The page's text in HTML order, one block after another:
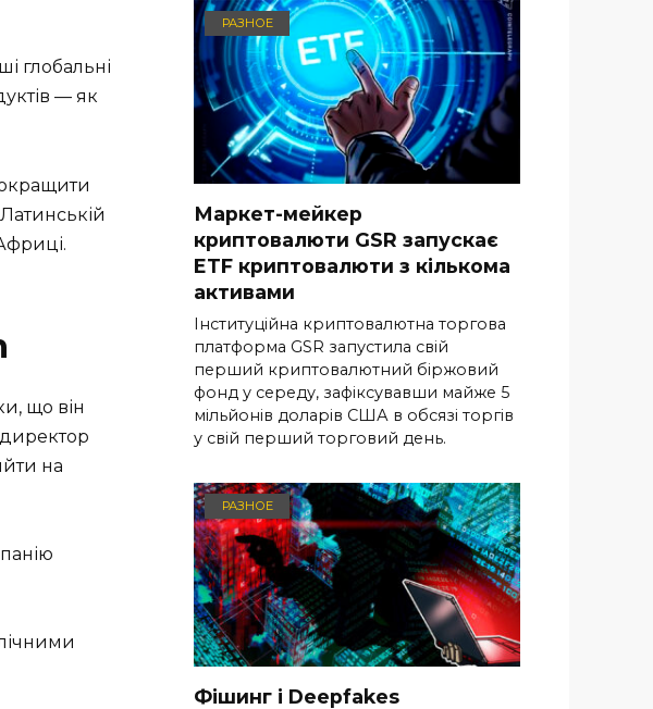
глобальні
— як
що він
на
РАЗНОЕ
Маркет-мейкер
криптовалюти GSR запускає
ETF криптовалюти з кількома
активами
Інституційна криптовалютна торгова
платформа GSR запустила свій
перший криптовалютний біржовий
фонд у середу, зафіксувавши майже 5
мільйонів доларів США в обсязі торгів
у свій перший торговий день.
РАЗНОЕ
Фішинг і Deepfakes